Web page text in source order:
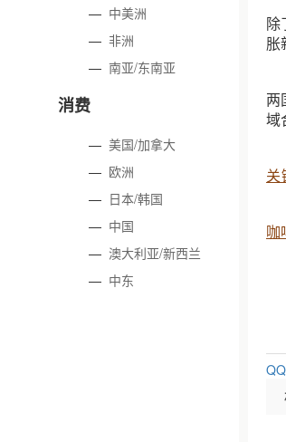
— 中美洲
—非洲
—南亚/东南亚
消费
—美国/加拿大
— 欧洲
— 日本/韩国
— 中国
— 澳大利亚/新西兰
— 中东
除
胀
两
域
关
咖
QQ